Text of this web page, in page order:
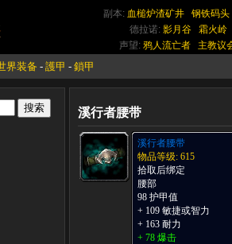
副本: 血槌炉渣矿井
钢铁码头
德拉诺: 影月谷
霜火岭
声望: 鸦人流亡者 主教议
界装备 - 護甲 - 鎖甲
溪行者腰带
溪行者腰带
物品等级: 615
拾取后绑定
腰部
98 护甲值
+ 109 敏捷或智力
+ 163 耐力
+ 78 爆击